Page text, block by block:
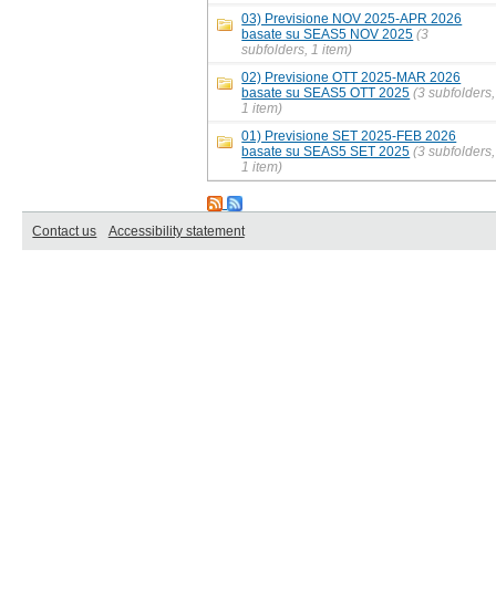
03) Previsione NOV 2025-APR 2026
basate su SEAS5 NOV 2025 (3
subfolders, 1 item)
02) Previsione OTT 2025-MAR 2026
basate su SEAS5 OTT 2025 (3 subfolders,
1 item)
01) Previsione SET 2025-FEB 2026
basate su SEAS5 SET 2025 (3 subfolders,
1 item)
Contact us Accessibility statement